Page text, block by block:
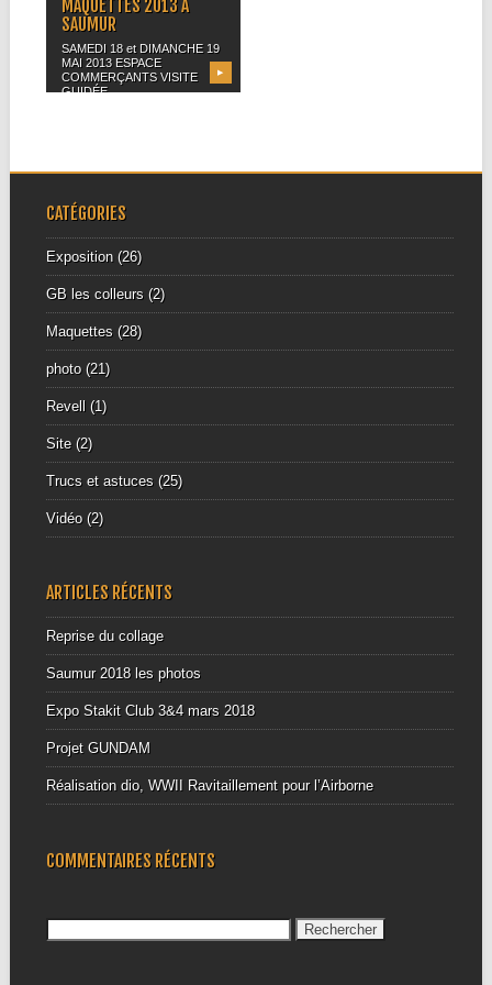
MAQUETTES 2013 À
SAUMUR
SAMEDI 18 et DIMANCHE 19
MAI 2013 ESPACE
COMMERÇANTS VISITE
GUIDÉE...
▶
CATÉGORIES
Exposition(26)
GB les colleurs(2)
Maquettes(28)
photo(21)
Revell(1)
Site(2)
Trucs et astuces(25)
Vidéo(2)
ARTICLES RÉCENTS
Reprise du collage
Saumur 2018 les photos
Expo Stakit Club 3&4 mars 2018
Projet GUNDAM
Réalisation dio, WWII Ravitaillement pour l’Airborne
COMMENTAIRES RÉCENTS